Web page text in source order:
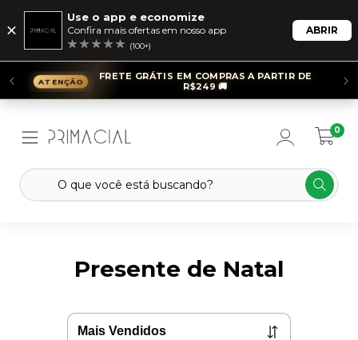
Use o app e economize
Confira mais ofertas em nosso app
(100+)
ABRIR
FRETE GRÁTIS EM COMPRAS A PARTIR DE
R$249 🚚
0
Presente de Natal